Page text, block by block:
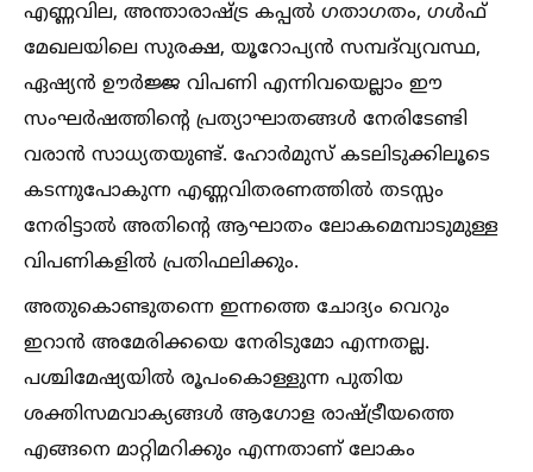
എണ്ണവില, അന്താരാഷ്ട്ര കപ്പല്‍ ഗതാഗതം, ഗള്‍ഫ്
മേഖലയിലെ സുരക്ഷ, യൂറോപ്യൻ സമ്പദ്‌വ്യവസ്ഥ,
ഏഷ്യൻ ഊർജ്ജ വിപണി എന്നിവയെല്ലാം ഈ
സംഘർഷത്തിന്റെ പ്രത്യാഘാതങ്ങള്‍ നേരിടേണ്ടി
വരാൻ സാധ്യതയുണ്ട്. ഹോർമുസ് കടലിടുക്കിലൂടെ
കടന്നുപോകുന്ന എണ്ണവിതരണത്തില്‍ തടസ്സം
നേരിട്ടാല്‍ അതിന്റെ ആഘാതം ലോകമെമ്പാടുമുള്ള
വിപണികളില്‍ പ്രതിഫലിക്കും.
അതുകൊണ്ടുതന്നെ ഇന്നത്തെ ചോദ്യം വെറും
ഇറാൻ അമേരിക്കയെ നേരിടുമോ എന്നതല്ല.
പശ്ചിമേഷ്യയില്‍ രൂപംകൊള്ളുന്ന പുതിയ
ശക്തിസമവാക്യങ്ങള്‍ ആഗോള രാഷ്ട്രീയത്തെ
എങ്ങനെ മാറ്റിമറിക്കും എന്നതാണ് ലോകം